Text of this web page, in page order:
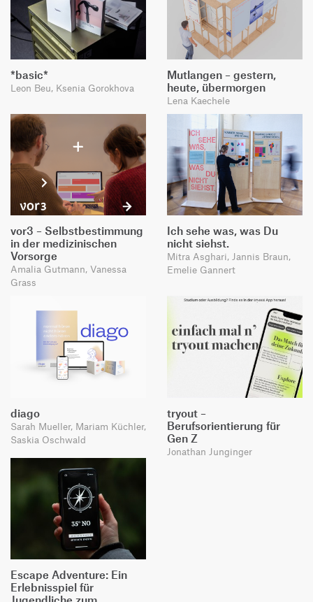
*basic*
Leon Beu, Ksenia Gorokhova
Mutlangen – gestern,
heute, übermorgen
Lena Kaechele
vor3 – Selbstbestimmung
in der medizinischen
Vorsorge
Amalia Gutmann, Vanessa
Grass
Ich sehe was, was Du
nicht siehst.
Mitra Asghari, Jannis Braun,
Emelie Gannert
diago
Sarah Mueller, Mariam Küchler,
Saskia Oschwald
tryout –
Berufsorientierung für
Gen Z
Jonathan Junginger
Escape Adventure: Ein
Erlebnisspiel für